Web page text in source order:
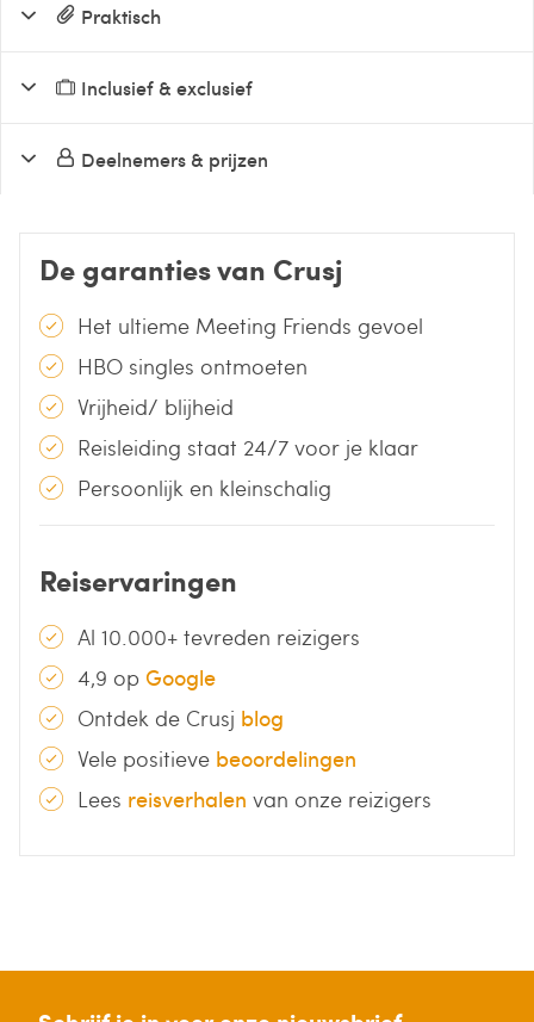
Praktisch
Inclusief & exclusief
Deelnemers & prijzen
De garanties van Crusj
Het ultieme Meeting Friends gevoel
HBO singles ontmoeten
Vrijheid/ blijheid
Reisleiding staat 24/7 voor je klaar
Persoonlijk en kleinschalig
Reiservaringen
Al 10.000+ tevreden reizigers
4,9 op Google
Ontdek de Crusj blog
Vele positieve beoordelingen
Lees reisverhalen van onze reizigers